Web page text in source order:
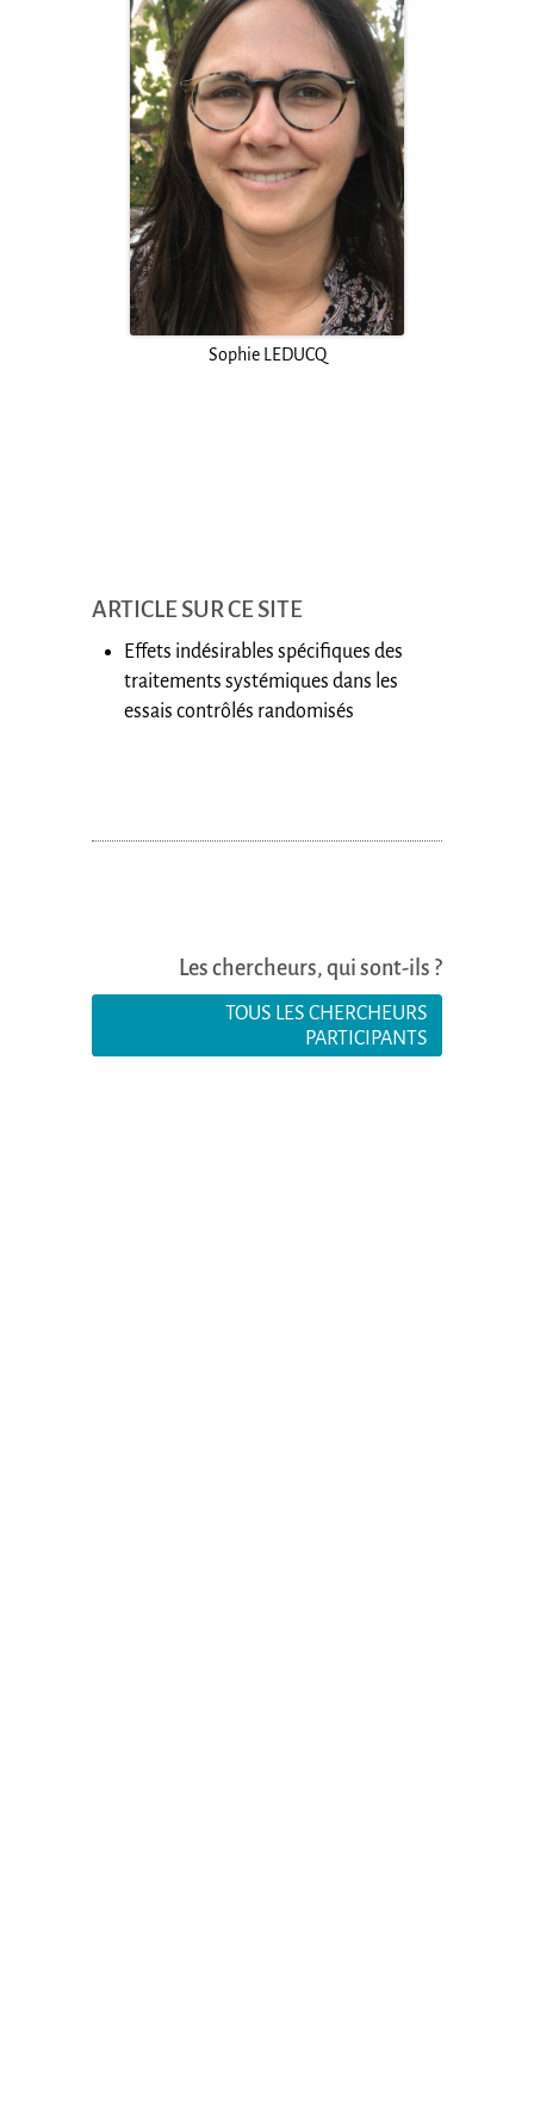
Sophie LEDUCQ
ARTICLE SUR CE SITE
Effets indésirables spécifiques des
traitements systémiques dans les
essais contrôlés randomisés
Les chercheurs, qui sont-ils ?
TOUS LES CHERCHEURS
PARTICIPANTS